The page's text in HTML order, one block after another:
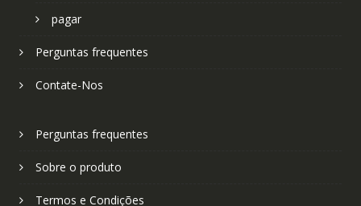
pagar
Perguntas frequentes
Contate-Nos
Perguntas frequentes
Sobre o produto
Termos e Condições